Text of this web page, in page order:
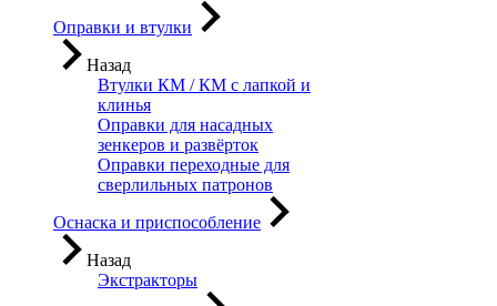
Оправки и втулки
Назад
Втулки КМ / КМ с лапкой и
клинья
Оправки для насадных
зенкеров и развёрток
Оправки переходные для
сверлильных патронов
Оснаска и приспособление
Назад
Экстракторы